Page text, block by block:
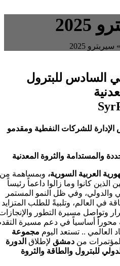
» سيربترو 2025
السادس للبترول
الإدارة للشركات النفطية ومقدمو
والمستدامة والثروة المعدنية
العربية السورية، وبمساهمة من
الذين كانوا وما زالوا داعماً رئيساً
والدولي، وفي ظل النمو المستمر
في العالم، وتلبيةً للطلب المتزايد
وتواصل مسيرة التطور
محوراً أساسياً في دعم مسيرة
العالمي .. تستعد اليوم مجموعة
من دمشق لإطلاق الدورة
للبترول والطاقة والثروة